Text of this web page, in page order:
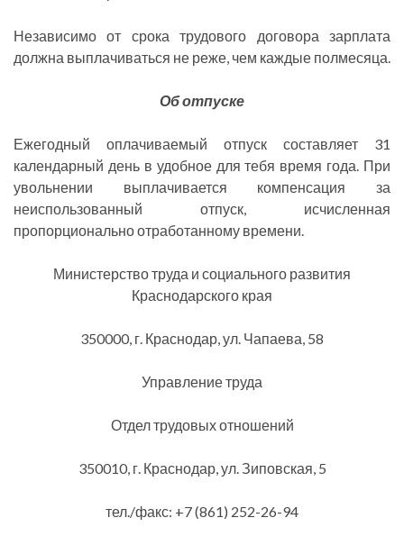
Независимо от срока трудового договора зарплата
должна выплачиваться не реже, чем каждые полмесяца.
Об отпуске
Ежегодный оплачиваемый отпуск составляет 31
календарный день в удобное для тебя время года. При
увольнении выплачивается компенсация за
неиспользованный отпуск, исчисленная
пропорционально отработанному времени.
Министерство труда и социального развития
Краснодарского края
350000, г. Краснодар, ул. Чапаева, 58
Управление труда
Отдел трудовых отношений
350010, г. Краснодар, ул. Зиповская, 5
тел./факс: +7 (861) 252-26-94